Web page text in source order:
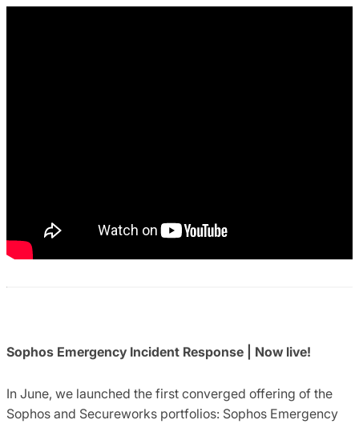
Sophos Emergency Incident Response | Now live!
In June, we launched the first converged offering of the
Sophos and Secureworks portfolios: Sophos Emergency